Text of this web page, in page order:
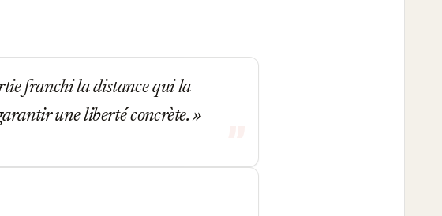
franchi la distance qui la
une liberté concrète.